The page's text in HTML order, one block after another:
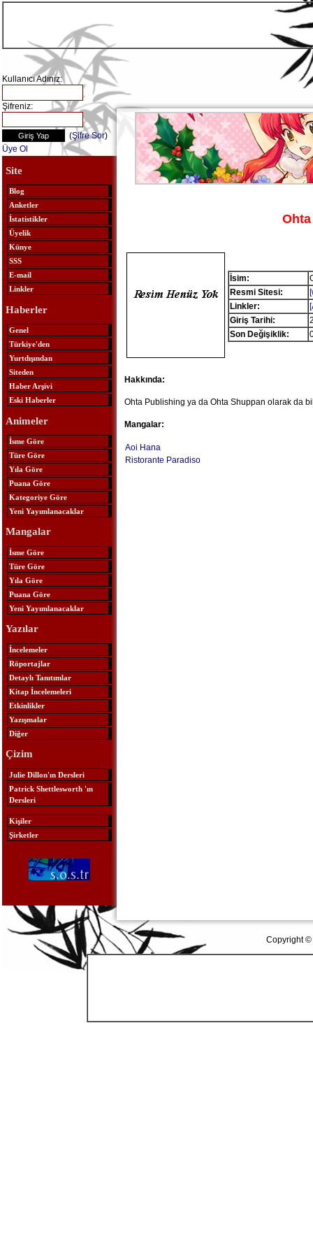
Kullanıcı Adınız:
Şifreniz:
(Şifre Sor)
Üye Ol
Site
Blog
Anketler
İstatistikler
Üyelik
Künye
SSS
E-mail
Linkler
Haberler
Genel
Türkiye'den
Yurtdışından
Siteden
Haber Arşivi
Eski Haberler
Animeler
İsme Göre
Türe Göre
Yıla Göre
Puana Göre
Kategoriye Göre
Yeni Yayımlanacaklar
Mangalar
İsme Göre
Türe Göre
Yıla Göre
Puana Göre
Yeni Yayımlanacaklar
Yazılar
İncelemeler
Röportajlar
Detaylı Tanıtımlar
Kitap İncelemeleri
Etkinlikler
Yazışmalar
Diğer
Çizim
Julie Dillon'ın Dersleri
Patrick Shettlesworth 'ın
Dersleri
Kişiler
Şirketler
İsim:
Resmi Sitesi:
Linkler:
Giriş Tarihi:
Son Değişiklik:
Hakkında:
Ohta Publishing ya da Ohta Shuppan olarak da
Mangalar:
Aoi Hana
Ristorante Paradiso
Copyright ©